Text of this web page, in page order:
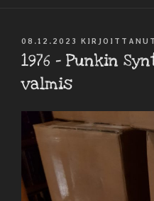
JULKAISTU
08.12.2023
1976 – Punkin
valmis